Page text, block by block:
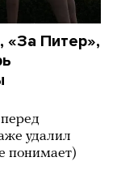
«За Питер»,
удалил
понимает)